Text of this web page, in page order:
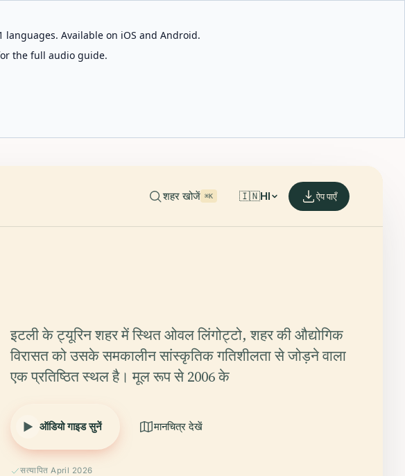
Available on iOS and Android.
the full audio guide.
शहर खोजें ⌘K 🇮🇳HI ऐप पाएँ
इटली के ट्यूरिन शहर में स्थित ओवल लिंगोट्टो, शहर की औद्योगिक
विरासत को उसके समकालीन सांस्कृतिक गतिशीलता से जोड़ने वाला
एक प्रतिष्ठित स्थल है। मूल रूप से 2006 के
ऑडियो गाइड सुनें मानचित्र देखें
सत्यापित April 2026